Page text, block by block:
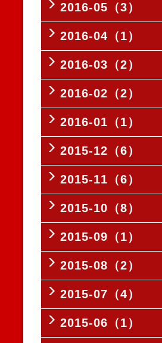
2016-05（3）
2016-04（1）
2016-03（2）
2016-02（2）
2016-01（1）
2015-12（6）
2015-11（6）
2015-10（8）
2015-09（1）
2015-08（2）
2015-07（4）
2015-06（1）